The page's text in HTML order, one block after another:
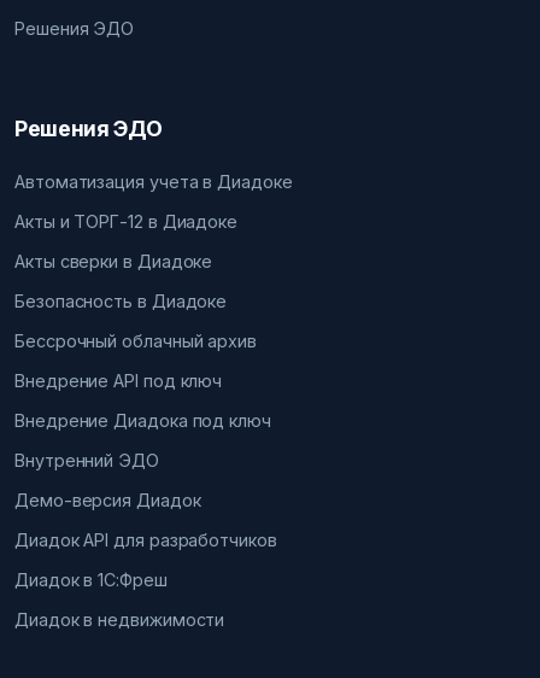
Решения ЭДО
Решения ЭДО
Автоматизация учета в Диадоке
Акты и ТОРГ-12 в Диадоке
Акты сверки в Диадоке
Безопасность в Диадоке
Бессрочный облачный архив
Внедрение API под ключ
Внедрение Диадока под ключ
Внутренний ЭДО
Демо-версия Диадок
Диадок API для разработчиков
Диадок в 1С:Фреш
Диадок в недвижимости